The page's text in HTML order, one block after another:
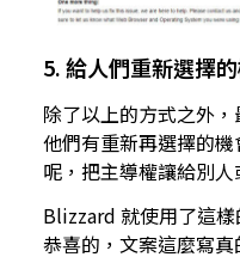
5. 給人們重新選擇
除了以上的方式之外
他們有重新再選擇的
呢，把主導權讓給別人
Blizzard 就使用了這
恭喜的，文案這麼寫